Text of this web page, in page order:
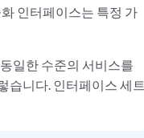
인터페이스는 특정 가
일한 수준의 서비스를
습니다. 인터페이스 세트